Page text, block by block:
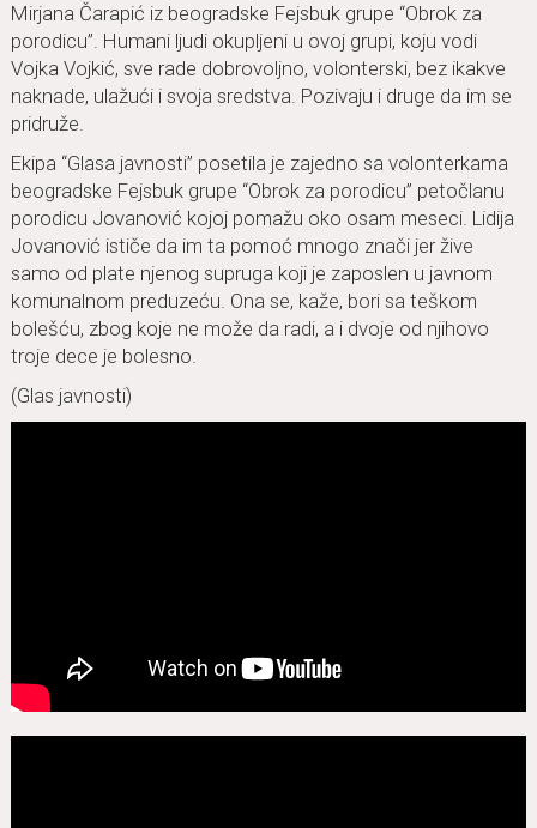
Mirjana Čarapić iz beogradske Fejsbuk grupe “Obrok za
porodicu”. Humani ljudi okupljeni u ovoj grupi, koju vodi
Vojka Vojkić, sve rade dobrovoljno, volonterski, bez ikakve
naknade, ulažući i svoja sredstva. Pozivaju i druge da im se
pridruže.
Ekipa “Glasa javnosti” posetila je zajedno sa volonterkama
beogradske Fejsbuk grupe “Obrok za porodicu” petočlanu
porodicu Jovanović kojoj pomažu oko osam meseci. Lidija
Jovanović ističe da im ta pomoć mnogo znači jer žive
samo od plate njenog supruga koji je zaposlen u javnom
komunalnom preduzeću. Ona se, kaže, bori sa teškom
bolešću, zbog koje ne može da radi, a i dvoje od njihovo
troje dece je bolesno.
(Glas javnosti)